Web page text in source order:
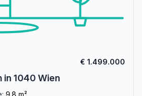
€ 1.499.000
in 1040 Wien
9.8 m²